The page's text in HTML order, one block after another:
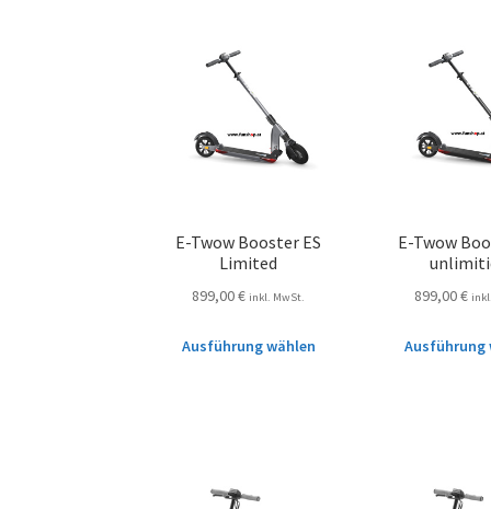
E-Twow Booster ES
Limited
899,00€ inkl. MwSt.
Ausführung wählen
E-Twow
899,00€
Ausführung